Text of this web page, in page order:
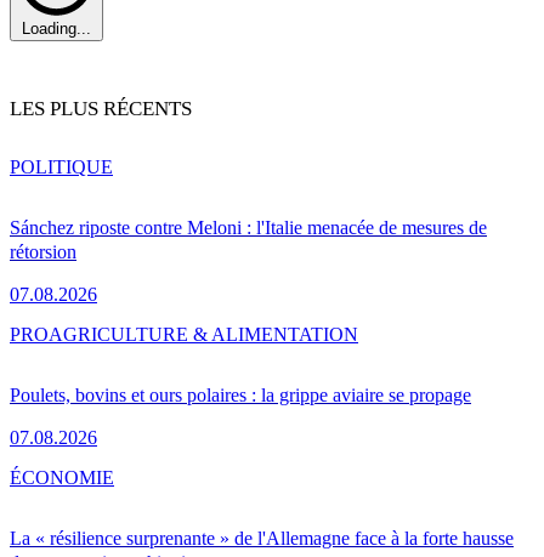
Loading...
LES PLUS RÉCENTS
Sánchez riposte contre Meloni : l'Italie menacée de mesures de
rétorsion
07.08.2026
POLITIQUE
Poulets, bovins et ours polaires : la grippe aviaire se propage
07.08.2026
PROAGRICULTURE & ALIMENTATION
La « résilience surprenante » de l'Allemagne face à la forte hausse
ÉCONOMIE